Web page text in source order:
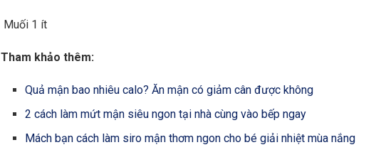
Muối 1 ít
Tham khảo thêm:
Quả mận bao nhiêu calo? Ăn mận có giảm cân được không
2 cách làm mứt mận siêu ngon tại nhà cùng vào bếp ngay
Mách bạn cách làm siro mận thơm ngon cho bé giải nhiệt mùa nắng